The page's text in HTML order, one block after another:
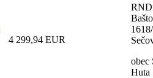
4 299,94 EUR
obec
Huta